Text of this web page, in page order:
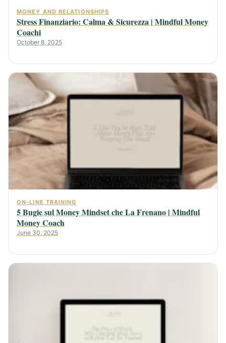
MONEY AND RELATIONSHIPS
Stress Finanziario: Calma & Sicurezza | Mindful Money
Coachi
October 8, 2025
ON-LINE TRAINING
5 Bugie sul Money Mindset che La Frenano | Mindful
Money Coach
June 30, 2025